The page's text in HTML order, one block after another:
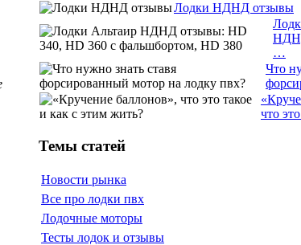
Лодки НДНД отзывы
…
Что
что
Темы статей
Новости рынка
Все про лодки пвх
Лодочные моторы
Тесты лодок и отзывы